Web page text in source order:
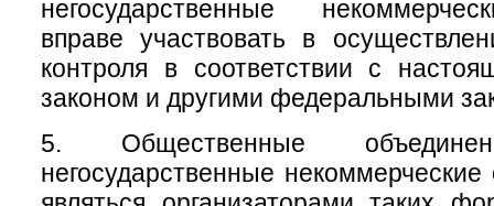
негосударственные
вправе участвовать в
контроля в соответствии с
законом и другими федеральными
5. Общественные
негосударственные некоммерческие